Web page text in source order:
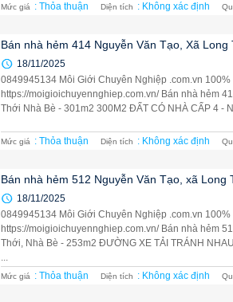
Mức giá : Thỏa thuận Diện tích : Không xác định
Bán nhà hẻm 414 Nguyễn Văn Tạo, Xã
18/11/2025
0849945134 Môi Giới Chuyên Nghiệp .com.vn
https://moigioichuyennghiep.com.vn/ Bán nhà hẻm
Thới Nhà Bè - 301m2 300M2 ĐẤT CÓ NHÀ CẤP 4 -
Mức giá : Thỏa thuận Diện tích : Không xác định
Bán nhà hẻm 512 Nguyễn Văn Tạo, xã Long
18/11/2025
0849945134 Môi Giới Chuyên Nghiệp .com.vn
https://moigioichuyennghiep.com.vn/ Bán nhà hẻm
Thới, Nhà Bè - 253m2 ĐƯỜNG XE TẢI TRÁNH
...
Mức giá : Thỏa thuận Diện tích : Không xác định